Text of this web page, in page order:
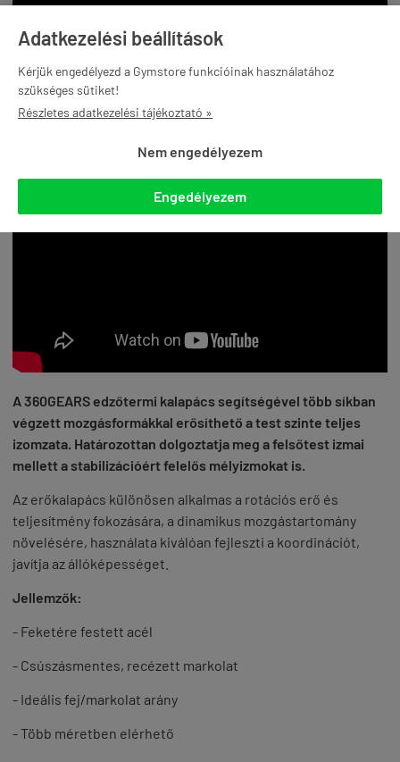
Adatkezelési beállítások
Kérjük engedélyezd a Gymstore funkcióinak használatához
szükséges sütiket!
Részletes adatkezelési tájékoztató »
Nem engedélyezem
Engedélyezem
A 360GEARS edzőtermi kalapács segítségével több síkban
végzett mozgásformákkal erősíthető a test szinte teljes
izomzata. Határozottan dolgoztatja meg a felsőtest izmai
mellett a stabilizációért felelős mélyizmokat is.
Az erőkalapács különösen alkalmas a rotációs erő és
teljesítmény fokozására, a dinamikus mozgástartomány
növelésére, használata kiválóan fejleszti a koordinációt,
javítja az állóképességet.
Jellemzők:
- Feketére festett acél
- Csúszásmentes, recézett markolat
- Ideális fej/markolat arány
- Több méretben elérhető